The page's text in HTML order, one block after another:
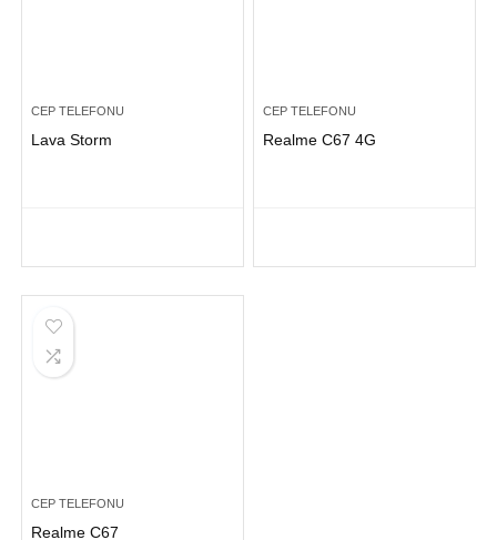
CEP TELEFONU
Lava Storm
CEP TELEFONU
Realme C67 4G
CEP TELEFONU
Realme C67